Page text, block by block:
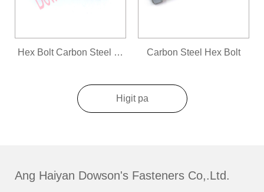
Hex Bolt Carbon Steel Yellow Carbon Steel Hex Bolt
Higit pa
Ang Haiyan Dowson's Fasteners Co,.Ltd.